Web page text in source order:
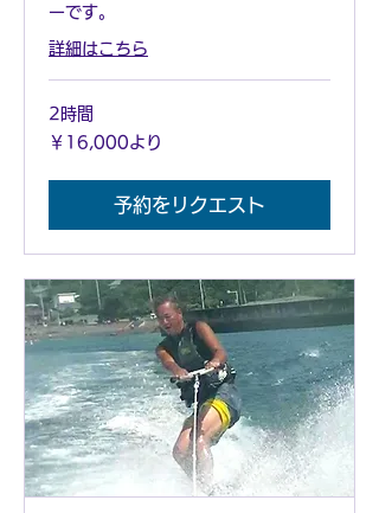
ーです。
詳細はこちら
2時間
16,000
円
り
￥16,000より
予約をリクエスト